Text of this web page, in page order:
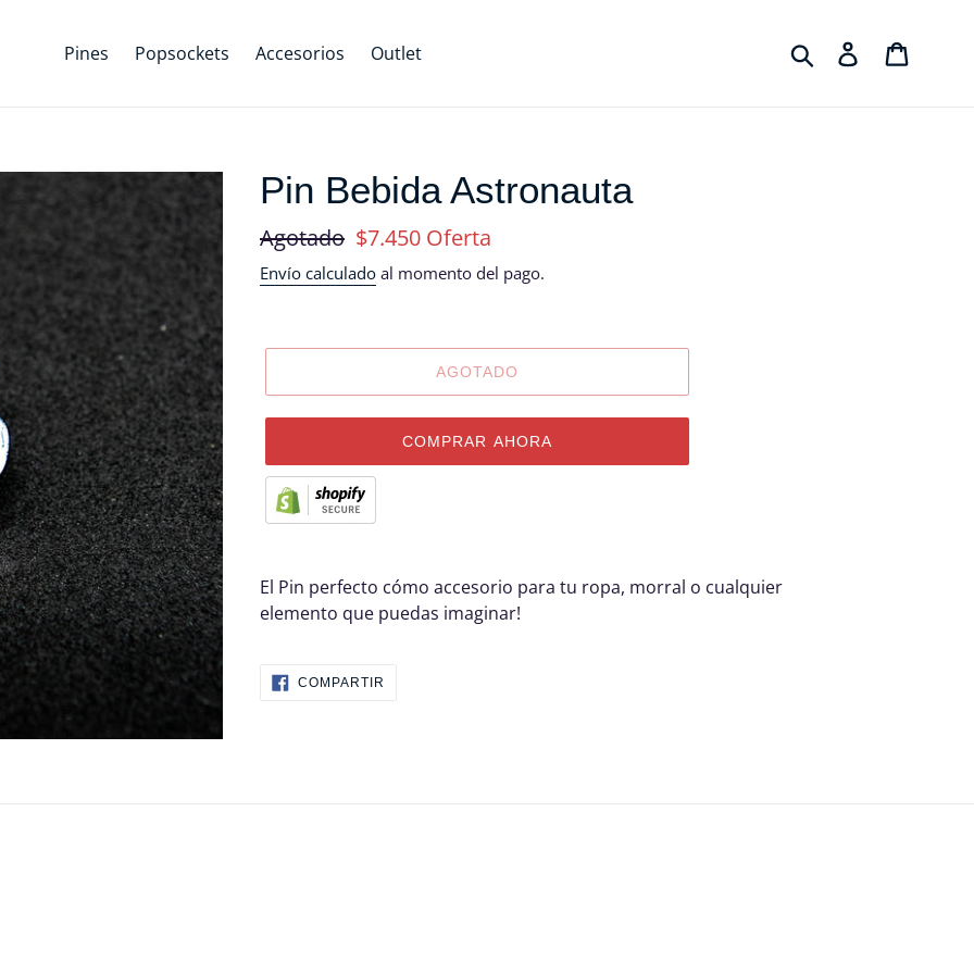
Pines Popsockets Accesorios Outlet Buscar Ingresar
Pin Bebida Astronauta
Precio
habitual
Agotado Precio
de
$7.450 Oferta
Envío calculado al momento del pago.
AGOTADO
COMPRAR AHORA
El Pin perfecto cómo accesorio para tu ropa, morral o cualquier
elemento que puedas imaginar!
COMPARTIR